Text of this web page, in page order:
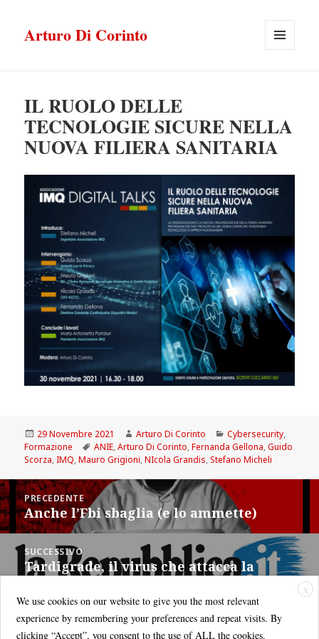
Arturo Di Corinto
IL RUOLO DELLE
TECNOLOGIE SICURE NELLA
NUOVA FILIERA SANITARIA
Scritto
il
29 Novembre 2021 Autore
Arturo Di Corinto Categorie
Cybersecurity,
Formazione
Tag
ANIE,Arturo Di Corinto,Fernanda Gellona,Guido
Scorza,IMQ,Mauro Grigioni,NIcola Grandis,Stefano Micheli
Navigazione
articoliPRECEDENTE
Articolo
precedente:
Anche l’Fbi sbaglia (e lo ammette)
SUCCESSIVO
Articolo
Tardigrade, il virus che attacca la
X
We use cookies on our website to give you the most relevant
experience by remembering your preferences and repeat visits. By
clicking “Accept”, you consent to the use of ALL the cookies.